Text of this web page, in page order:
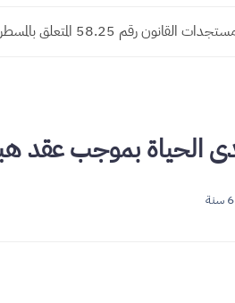
رقم 58.25 المتعلق بالمسطرة المدنية
الحياة بموجب عقد